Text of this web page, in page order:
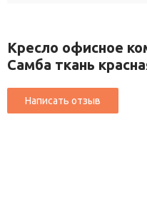
Кресло офисное
Самба ткань